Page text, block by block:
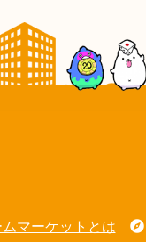
マーケットとは